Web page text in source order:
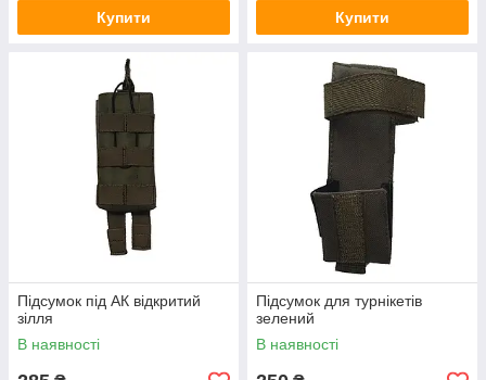
Купити Купити
Підсумок під АК відкритий
зілля
В наявності
Підсумок для турнікетів
зелений
В наявності